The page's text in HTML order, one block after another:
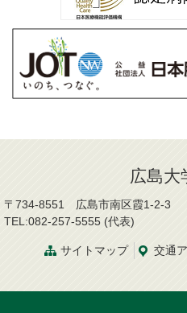
広島大
〒734-8551 広島市南区霞1-2-3
TEL:082-257-5555 (代表)
サイトマップ 交通